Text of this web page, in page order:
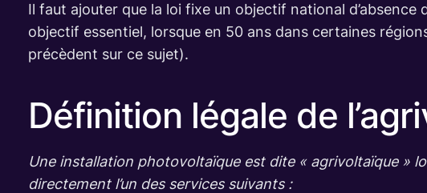
Il faut ajouter que la loi fixe un objectif national
objectif essentiel, lorsque en 50 ans dans certaines
précèdent sur ce sujet).
Définition légale de
Une installation photovoltaïque est dite « agrivoltaïque »
directement l’un des services suivants :